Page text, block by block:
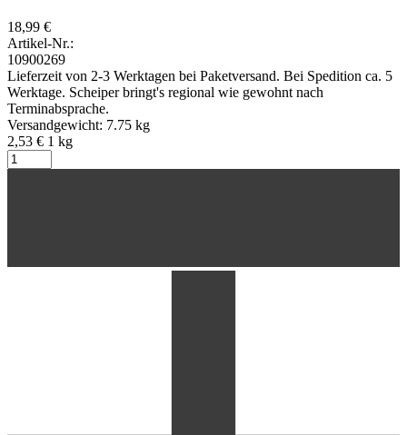
18,99 €
Artikel-Nr.:
10900269
Lieferzeit von 2-3 Werktagen bei Paketversand. Bei Spedition ca. 5
Werktage. Scheiper bringt's regional wie gewohnt nach
Terminabsprache.
Versandgewicht: 7.75 kg
2,53 € 1 kg